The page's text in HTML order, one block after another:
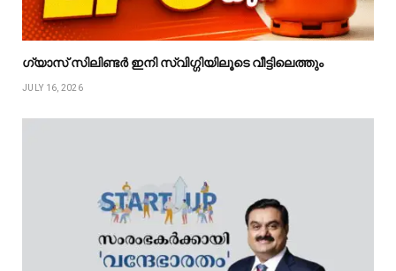
ഗ്യാസ് സിലിണ്ടർ ഇനി സ്വിഗ്ഗിയിലൂടെ വീട്ടിലെത്തും
JULY 16, 2026